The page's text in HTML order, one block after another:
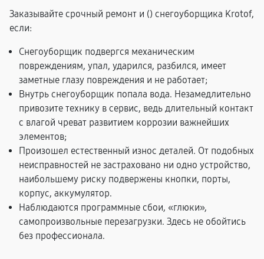
Заказывайте срочный ремонт и () снегоуборщика Krotof,
если:
Снегоуборщик подвергся механическим
повреждениям, упал, ударился, разбился, имеет
заметные глазу повреждения и не работает;
Внутрь снегоуборщик попала вода. Незамедлительно
привозите технику в сервис, ведь длительный контакт
с влагой чреват развитием коррозии важнейших
элементов;
Произошел естественный износ деталей. От подобных
неисправностей не застраховано ни одно устройство,
наибольшему риску подвержены кнопки, порты,
корпус, аккумулятор.
Наблюдаются программные сбои, «глюки»,
самопроизвольные перезагрузки. Здесь не обойтись
без профессионала.